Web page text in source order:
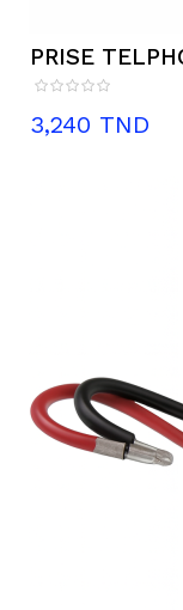
PRISE
Prix
3,240 TND